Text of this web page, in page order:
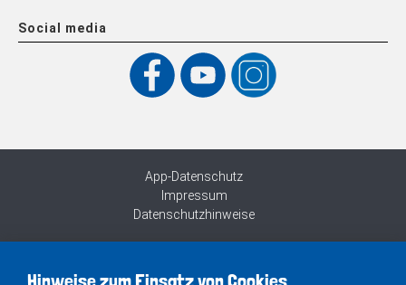
Social media
App-Datenschutz
Impressum
Datenschutzhinweise